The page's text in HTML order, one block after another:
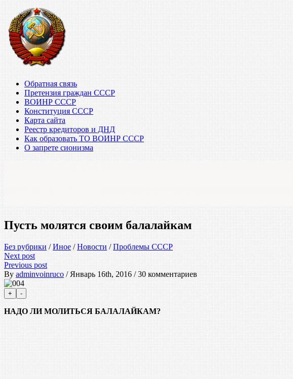
Обратная связь
Претензия граждан СССР
ВОИНР СССР
Конституция СССР
Карта сайта
Реестр кредиторов и ДНД
Как образовать ТО ВОИНР СССР
О запрете сионизма
Пусть молятся своим балалайкам
Без рубрики /Иное /Новости /Проблемы СССР
Next post
Previous post
By adminvoinruco / Январь 16th, 2016 / 30 комментариев
НАДО ЛИ МОЛИТЬСЯ БАЛАЛАЙКАМ?